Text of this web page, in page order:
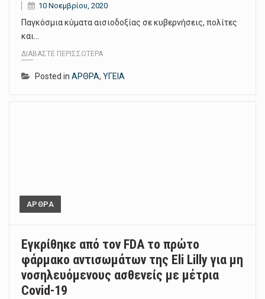
10 Νοεμβρίου, 2020
Παγκόσμια κύματα αισιοδοξίας σε κυβερνήσεις, πολίτες
και…
ΔΙΑΒΆΣΤΕ ΠΕΡΙΣΣΌΤΕΡΑ
Posted in ΑΡΘΡΑ, ΥΓΕΙΑ
ΑΡΘΡΑ
Εγκρίθηκε από τον FDA το πρώτο
φάρμακο αντισωμάτων της Eli Lilly για μη
νοσηλευόμενους ασθενείς με μέτρια
Covid-19